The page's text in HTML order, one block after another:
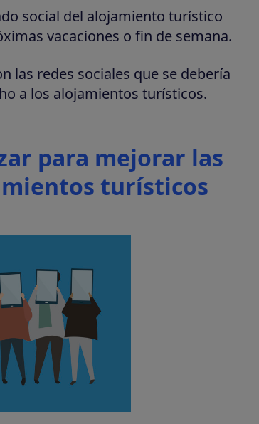
social del alojamiento turístico
vacaciones o fin de semana.
las redes sociales que se debería
a los alojamientos turísticos.
para mejorar las
turísticos